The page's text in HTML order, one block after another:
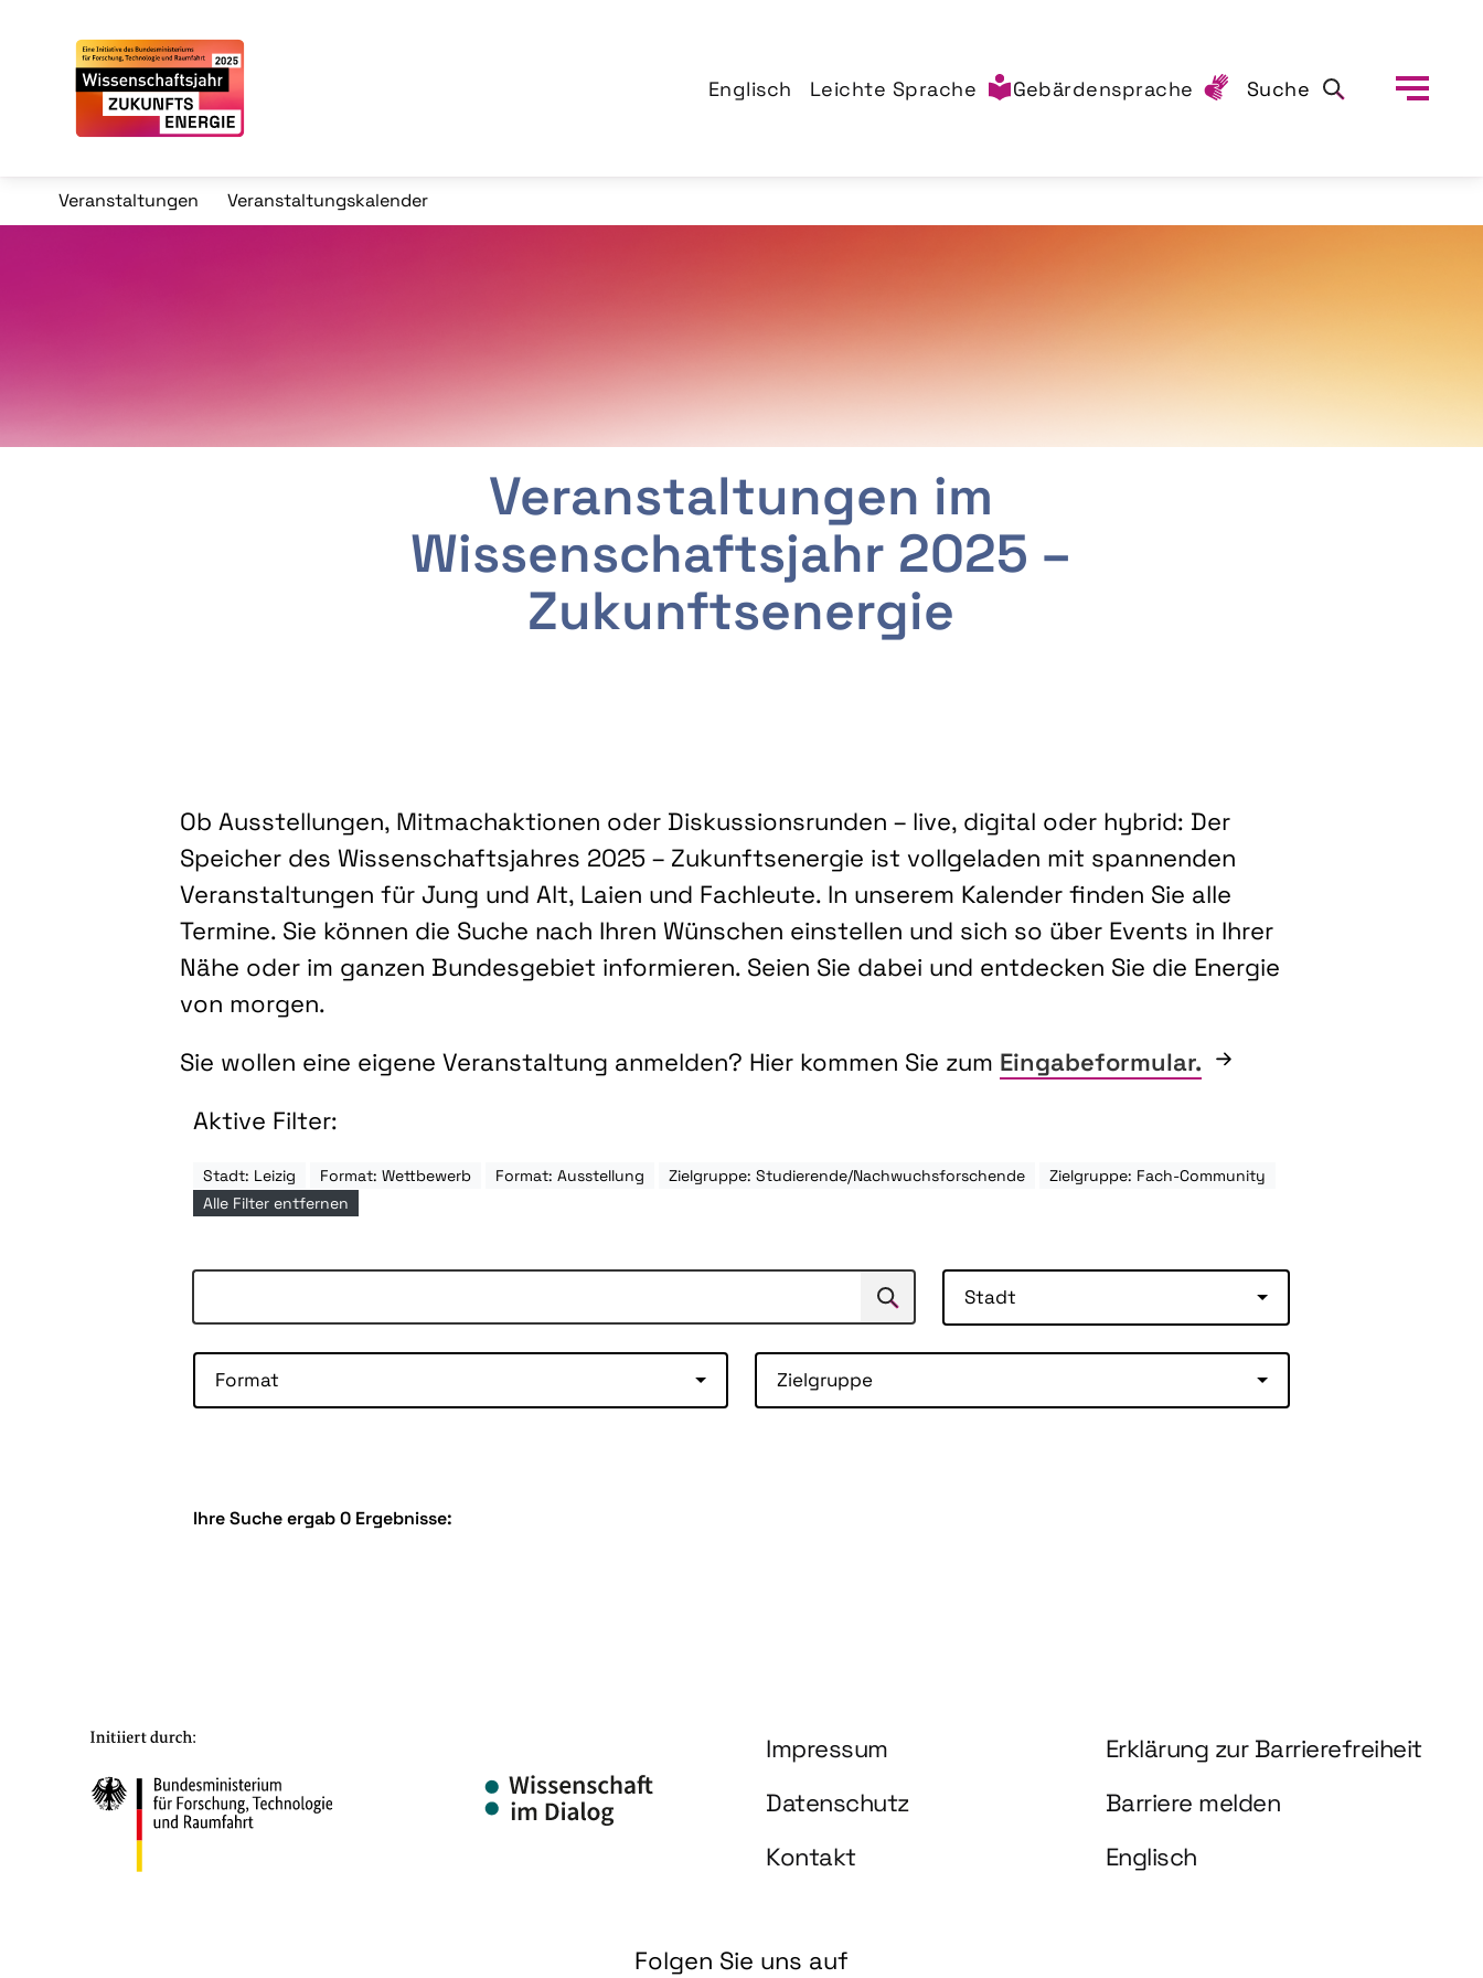
Englisch Leichte Sprache Gebärdensprache Suche
Veranstaltungen Veranstaltungskalender
Veranstaltungen im
Wissenschaftsjahr 2025 –
Zukunftsenergie
Ob Ausstellungen, Mitmachaktionen oder Diskussionsrunden – live, digital oder hybrid: Der
Speicher des Wissenschaftsjahres 2025 – Zukunftsenergie ist vollgeladen mit spannenden
Veranstaltungen für Jung und Alt, Laien und Fachleute. In unserem Kalender finden Sie alle
Termine. Sie können die Suche nach Ihren Wünschen einstellen und sich so über Events in Ihrer
Nähe oder im ganzen Bundesgebiet informieren. Seien Sie dabei und entdecken Sie die Energie
von morgen.
Sie wollen eine eigene Veranstaltung anmelden? Hier kommen Sie zum Eingabeformular.
Aktive Filter:
Stadt: Leizig Format: Wettbewerb Format: Ausstellung Zielgruppe: Studierende/Nachwuchsforschende
Zielgruppe: Fach-Community
Alle Filter entfernen
Suchen Stadt
Format Zielgruppe
Ihre Suche ergab 0 Ergebnisse:
Information und Service
Impressum
Erklärung zur Barrierefreiheit
Datenschutz
Barriere melden
Kontakt
Englisch
Folgen Sie uns auf